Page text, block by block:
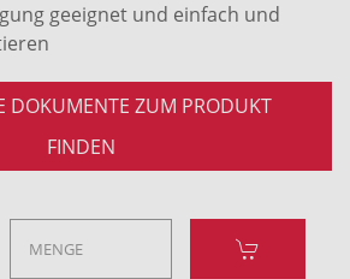
geeignet und einfach und
DOKUMENTE ZUM PRODUKT
FINDEN